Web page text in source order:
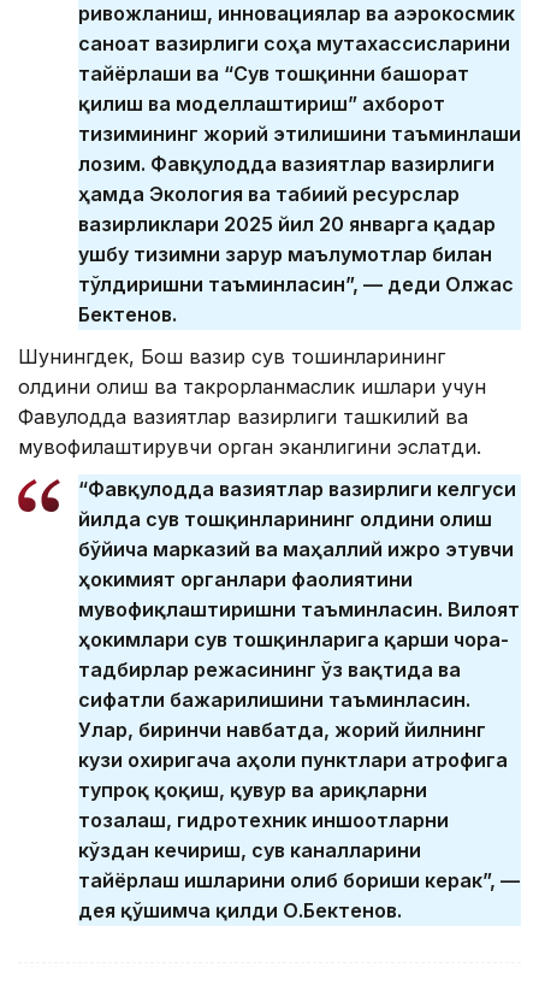
ривожланиш, инновациялар ва аэрокосмик
саноат вазирлиги соҳа мутахассисларини
тайёрлаши ва “Сув тошқинни башорат
қилиш ва моделлаштириш” ахборот
тизимининг жорий этилишини таъминлаши
лозим. Фавқулодда вазиятлар вазирлиги
ҳамда Экология ва табиий ресурслар
вазирликлари 2025 йил 20 январга қадар
ушбу тизимни зарур маълумотлар билан
тўлдиришни таъминласин”, — деди Олжас
Бектенов.
Шунингдек, Бош вазир сув тошқинларининг
олдини олиш ва такрорланмаслик ишлари учун
Фавқулодда вазиятлар вазирлиги ташкилий ва
мувофиқлаштирувчи орган эканлигини эслатди.
“Фавқулодда вазиятлар вазирлиги келгуси
йилда сув тошқинларининг олдини олиш
бўйича марказий ва маҳаллий ижро этувчи
ҳокимият органлари фаолиятини
мувофиқлаштиришни таъминласин. Вилоят
ҳокимлари сув тошқинларига қарши чора-
тадбирлар режасининг ўз вақтида ва
сифатли бажарилишини таъминласин.
Улар, биринчи навбатда, жорий йилнинг
кузи охиригача аҳоли пунктлари атрофига
тупроқ қоқиш, қувур ва ариқларни
тозалаш, гидротехник иншоотларни
кўздан кечириш, сув каналларини
тайёрлаш ишларини олиб бориши керак”, —
дея қўшимча қилди О.Бектенов.